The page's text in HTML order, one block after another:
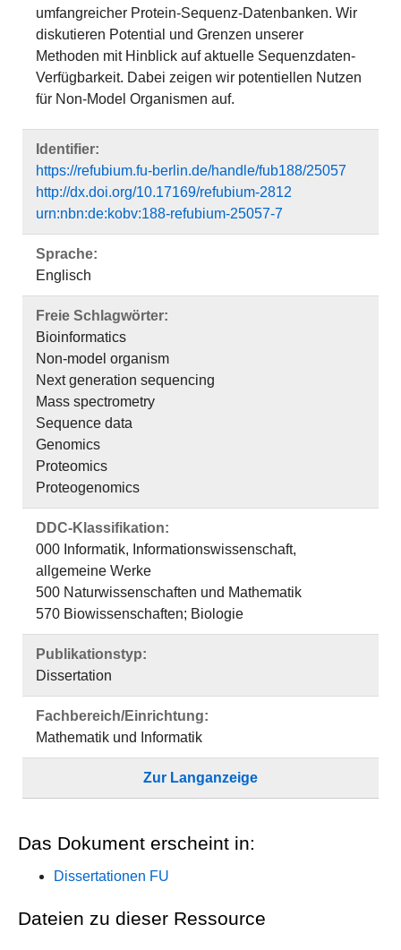
umfangreicher Protein-Sequenz-Datenbanken. Wir
diskutieren Potential und Grenzen unserer
Methoden mit Hinblick auf aktuelle Sequenzdaten-
Verfügbarkeit. Dabei zeigen wir potentiellen Nutzen
für Non-Model Organismen auf.
Identifier:
https://refubium.fu-berlin.de/handle/fub188/25057
http://dx.doi.org/10.17169/refubium-2812
urn:nbn:de:kobv:188-refubium-25057-7
Sprache:
Englisch
Freie Schlagwörter:
Bioinformatics
Non-model organism
Next generation sequencing
Mass spectrometry
Sequence data
Genomics
Proteomics
Proteogenomics
DDC-Klassifikation:
000 Informatik, Informationswissenschaft,
allgemeine Werke
500 Naturwissenschaften und Mathematik
570 Biowissenschaften; Biologie
Publikationstyp:
Dissertation
Fachbereich/Einrichtung:
Mathematik und Informatik
Zur Langanzeige
Das Dokument erscheint in:
Dissertationen FU
Dateien zu dieser Ressource